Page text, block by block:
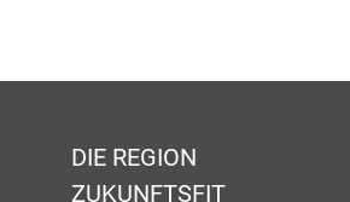
DIE REGION
ZUKUNFTSFIT